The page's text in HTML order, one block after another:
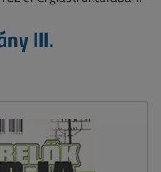
III.